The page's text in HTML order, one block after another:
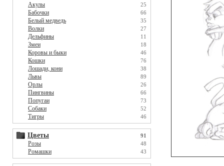
Акулы 25
Бабочки 66
Белый медведь 35
Волки 27
Дельфины 11
Змеи 18
Коровы и быки 46
Кошки 76
Лошади, кони 38
Львы 89
Орлы 26
Пингвины 66
Попугаи 73
Собаки 52
Тигры 46
Цветы 91
Розы 48
Ромашки 43